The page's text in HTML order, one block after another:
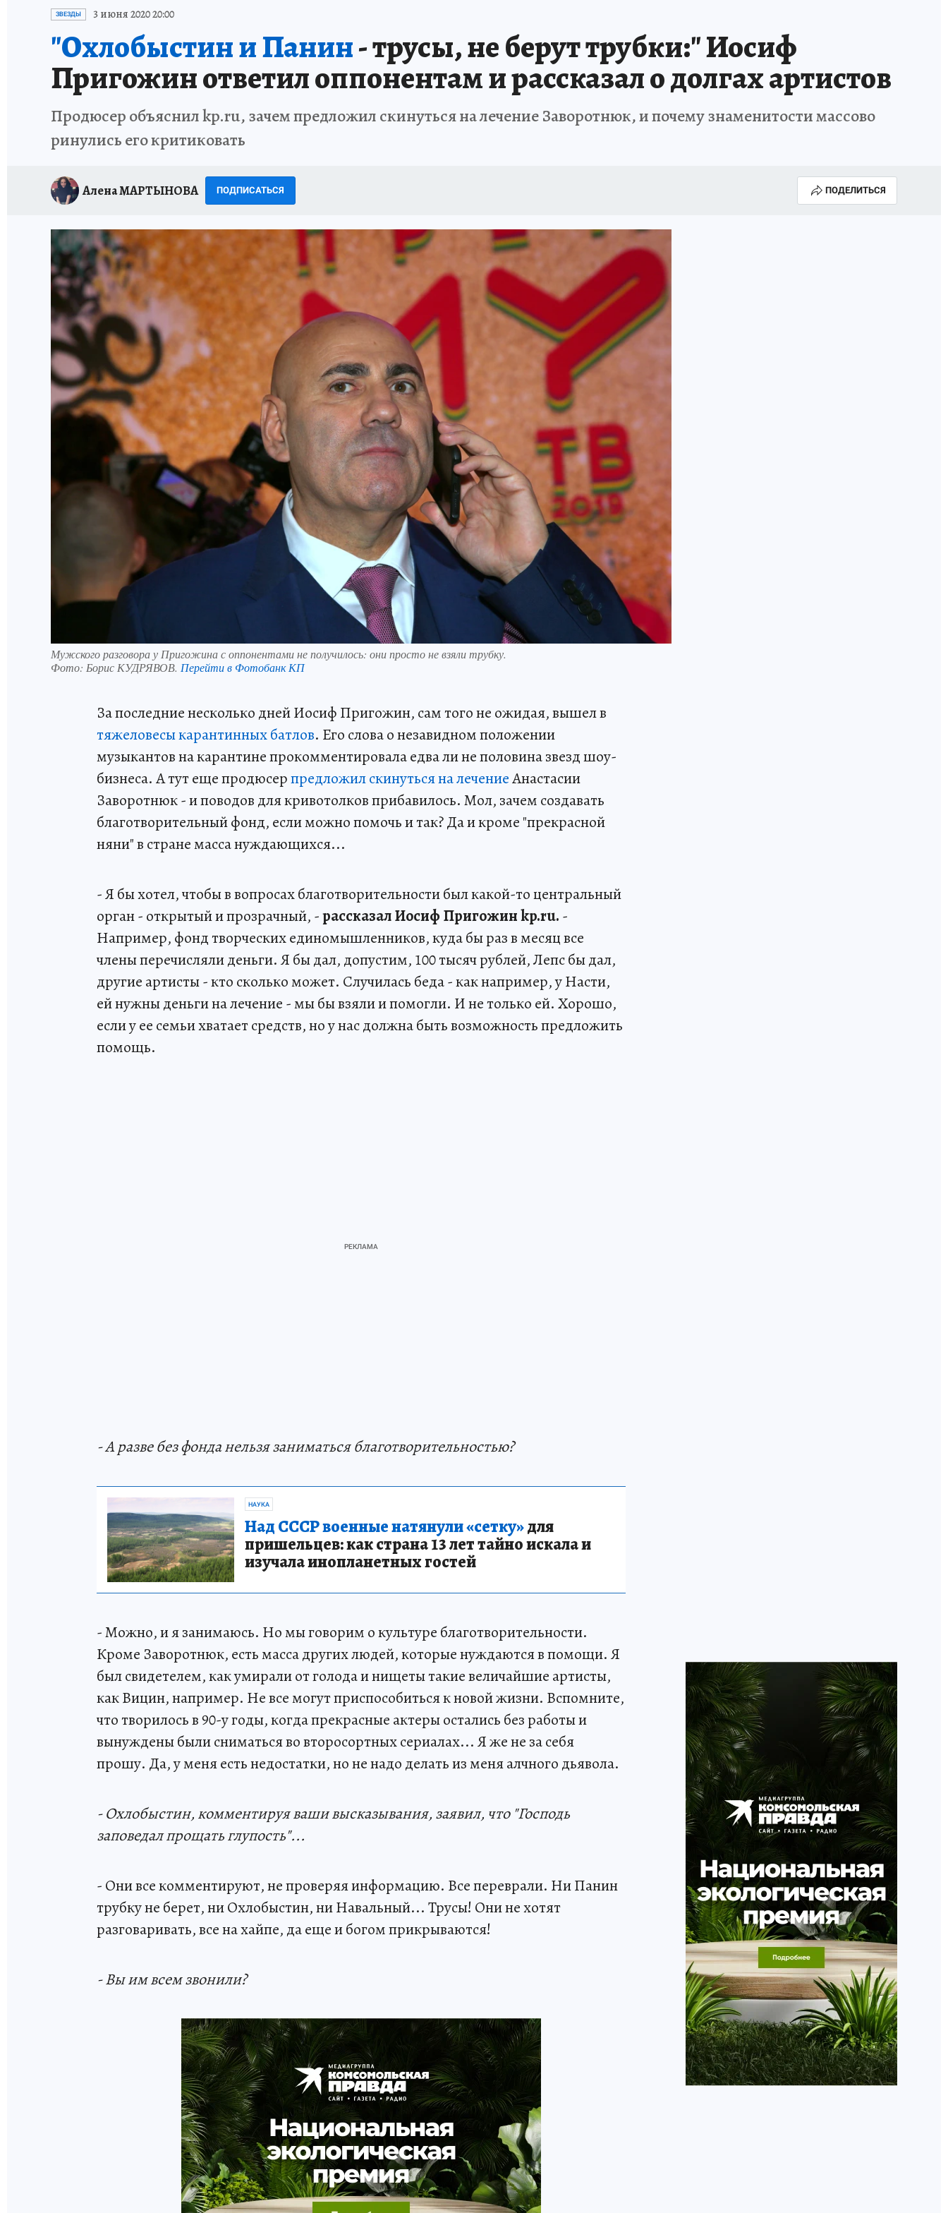
ИСПЫТАНО НА СЕБЕ
ЗВЕЗДЫ 3 июня 2020 20:00
"Охлобыстин и Панин- трусы, не берут трубки:" Иосиф
Пригожин ответил оппонентам и рассказал о долгах артистов
Продюсер объяснил kp.ru, зачем предложил скинуться на лечение Заворотнюк, и почему знаменитости массово
ринулись его критиковать
Алена МАРТЫНОВА ПОДПИСАТЬСЯ ПОДЕЛИТЬСЯ
Мужского разговора у Пригожина с оппонентами не получилось: они просто не взяли трубку.
Фото: Борис КУДРЯВОВ. Перейти в Фотобанк КП
За последние несколько дней Иосиф Пригожин, сам того не ожидая, вышел в
тяжеловесы карантинных батлов. Его слова о незавидном положении
музыкантов на карантине прокомментировала едва ли не половина звезд шоу-
бизнеса. А тут еще продюсерпредложил скинуться на лечениеАнастасии
Заворотнюк - и поводов для кривотолков прибавилось. Мол, зачем создавать
благотворительный фонд, если можно помочь и так? Да и кроме "прекрасной
няни" в стране масса нуждающихся...
- Я бы хотел, чтобы в вопросах благотворительности был какой-то центральный
орган - открытый и прозрачный, -рассказал Иосиф Пригожин kp.ru. -
Например, фонд творческих единомышленников, куда бы раз в месяц все
члены перечисляли деньги. Я бы дал, допустим, 100 тысяч рублей, Лепс бы дал,
другие артисты - кто сколько может. Случилась беда - как например, у Насти,
ей нужны деньги на лечение - мы бы взяли и помогли. И не только ей. Хорошо,
если у ее семьи хватает средств, но у нас должна быть возможность предложить
помощь.
- А разве без фонда нельзя заниматься благотворительностью?
НАУКА
Над СССР военные натянули «сетку»для
пришельцев: как страна 13 лет тайно искала и
изучала инопланетных гостей
- Можно, и я занимаюсь. Но мы говорим о культуре благотворительности.
Кроме Заворотнюк, есть масса других людей, которые нуждаются в помощи. Я
был свидетелем, как умирали от голода и нищеты такие величайшие артисты,
как Вицин, например. Не все могут приспособиться к новой жизни. Вспомните,
что творилось в 90-у годы, когда прекрасные актеры остались без работы и
вынуждены были сниматься во второсортных сериалах... Я же не за себя
прошу. Да, у меня есть недостатки, но не надо делать из меня алчного дьявола.
- Охлобыстин, комментируя ваши высказывания, заявил, что "Господь
заповедал прощать глупость"...
- Они все комментируют, не проверяя информацию. Все переврали. Ни Панин
трубку не берет, ни Охлобыстин, ни Навальный... Трусы! Они не хотят
разговаривать, все на хайпе, да еще и богом прикрываются!
- Вы им всем звонили?